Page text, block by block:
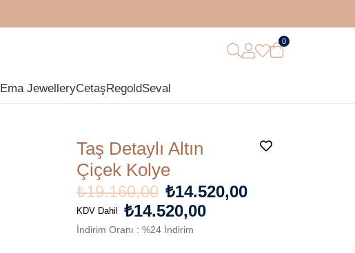
0
Ema JewelleryCetaşRegoldSeval
Taş Detaylı Altın
Çiçek Kolye
₺19.160,00 ₺14.520,00
KDV Dahil ₺14.520,00
İndirim Oranı : %24 İndirim